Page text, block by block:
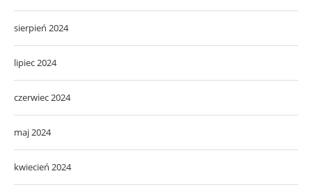
sierpień 2024
lipiec 2024
czerwiec 2024
maj 2024
kwiecień 2024